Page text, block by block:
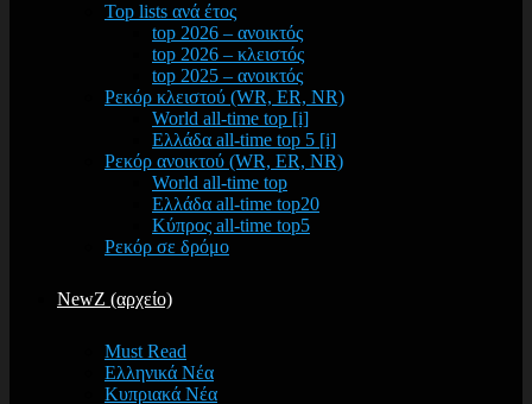
Top lists ανά έτος
top 2026 – ανοικτός
top 2026 – κλειστός
top 2025 – ανοικτός
Ρεκόρ κλειστού (WR, ER, NR)
World all-time top [i]
Ελλάδα all-time top 5 [i]
Ρεκόρ ανοικτού (WR, ER, NR)
World all-time top
Ελλάδα all-time top20
Κύπρος all-time top5
Ρεκόρ σε δρόμο
NewZ (αρχείο)
Must Read
Ελληνικά Νέα
Κυπριακά Νέα